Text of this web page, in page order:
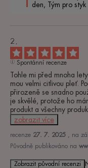
den, Tým pro
Spontánní recenze
Tohle mi před mnoha
mou velmi citlivou pleť.
přirozeně se snadno
je skvělé, protože ho
produkt a všechny
zobrazit více
recenze 27. 7. 2025 , na
Původně publikováno na
Zobrazit původní recenzi